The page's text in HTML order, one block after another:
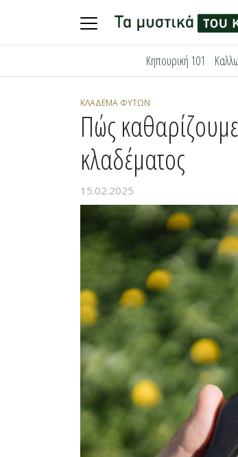
Κηπουρική 101
ΚΛΆΔΕΜΑ ΦΥΤΏΝ
Πώς
κλαδέματος
15.02.2025